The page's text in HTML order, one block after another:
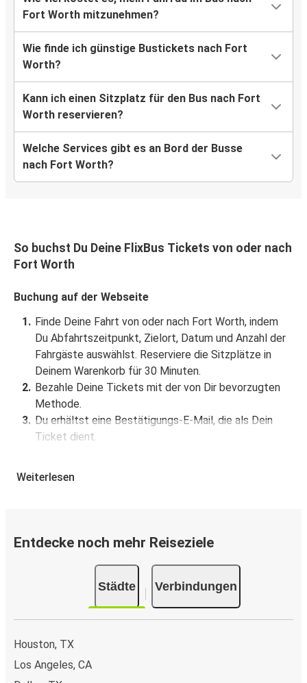
Fort Worth mitzunehmen?
Wie finde ich günstige Bustickets nach Fort
Worth?
Kann ich einen Sitzplatz für den Bus nach Fort
Worth reservieren?
Welche Services gibt es an Bord der Busse
nach Fort Worth?
So buchst Du Deine FlixBus Tickets von oder nach
Fort Worth
Buchung auf der Webseite
Finde Deine Fahrt von oder nach Fort Worth, indem
Du Abfahrtszeitpunkt, Zielort, Datum und Anzahl der
Fahrgäste auswählst. Reserviere die Sitzplätze in
Deinem Warenkorb für 30 Minuten.
Bezahle Deine Tickets mit der von Dir bevorzugten
Methode.
Du erhältst eine Bestätigungs-E-Mail, die als Dein
Ticket dient.
Buchung über die App
Worth in der App.
Verkaufsstellen für Tickets
offiziellen Ticketverkaufsstellen oder FlixShops.
Weiterlesen
Entdecke noch mehr Reiseziele
Städte Verbindungen
Houston, TX
Los Angeles, CA